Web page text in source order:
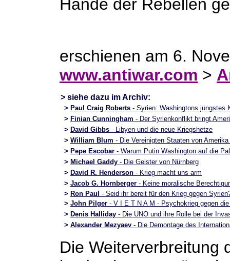
Hände der Rebellen
erschienen am 6.
www.antiwar.com >
> siehe dazu im Archiv:
> Paul Craig Roberts - Syrien: Washingtons jüngstes
> Finian Cunningham - Der Syrienkonflikt bringt
> David Gibbs - Libyen und die neue Kriegshetze
> William Blum - Die Vereinigten Staaten von
> Pepe Escobar - Warum Putin Washington auf die
> Michael Gaddy - Die Geister von Nürnberg
> David R. Henderson - Krieg macht uns arm
> Jacob G. Hornberger - Keine moralische
> Ron Paul - Seid ihr bereit für den Krieg gegen
> John Pilger - V I E T N A M - Psychokrieg gegen
> Denis Halliday - Die UNO und ihre Rolle bei der
> Alexander Mezyaev - Die Demontage des
Die Weiterverbreitung